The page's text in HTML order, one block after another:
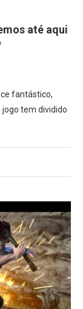
até aqui
fantástico,
jogo tem dividido